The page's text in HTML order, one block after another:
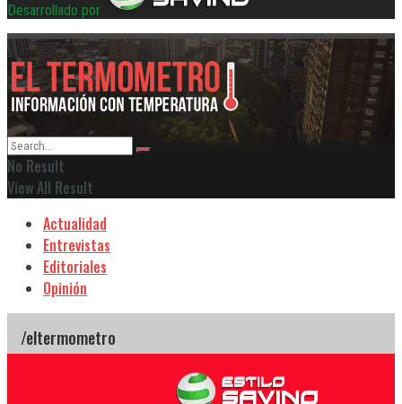
Desarrollado por
No Result
View All Result
Actualidad
Entrevistas
Editoriales
Opinión